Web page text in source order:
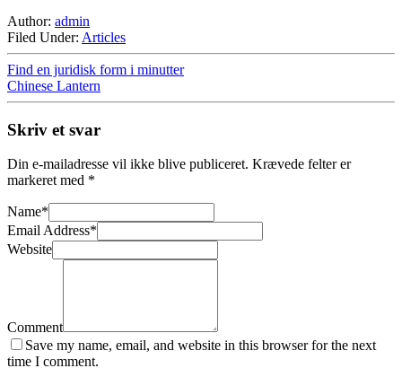
Author: admin
Filed Under: Articles
Find en juridisk form i minutter
Chinese Lantern
Skriv et svar
Din e-mailadresse vil ikke blive publiceret. Krævede felter er
markeret med *
Name*
Email Address*
Website
Comment
Save my name, email, and website in this browser for the next
time I comment.